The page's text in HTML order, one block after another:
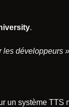
.
les développeurs »
un système TTS